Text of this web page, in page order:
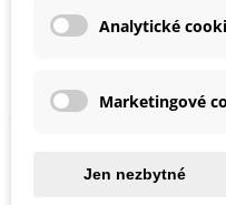
Turfcomp - mykorhiza pro
trávník - Symbiom - 3 kg
Analytické
Marketingové
Jen nezbytné